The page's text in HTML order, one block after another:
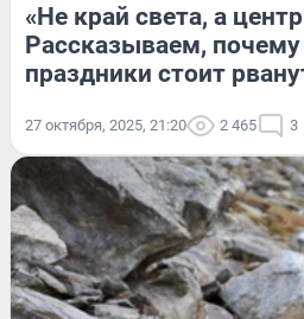
«Не край света, а
Рассказываем,
праздники стоит
27 октября, 2025, 21:20 2 465 3